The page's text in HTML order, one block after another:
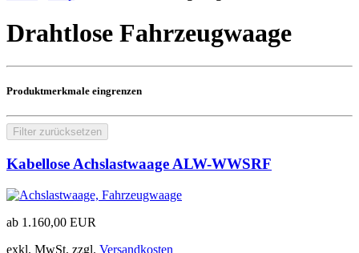
Drahtlose Fahrzeugwaage
Produktmerkmale eingrenzen
Filter zurücksetzen
Kabellose Achslastwaage ALW-WWSRF
ab 1.160,00 EUR
exkl. MwSt. zzgl. Versandkosten